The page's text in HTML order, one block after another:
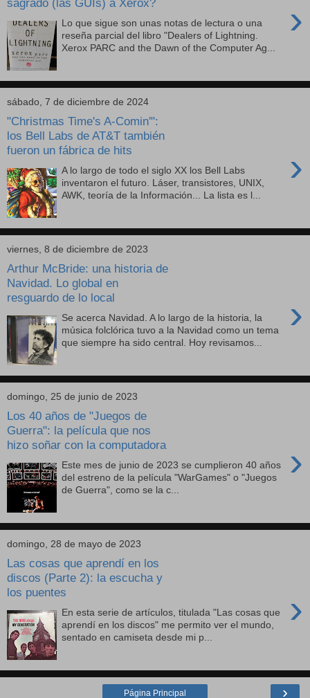
sagrado (las GUIs) a Xerox?
›
Lo que sigue son unas notas de lectura o una
reseña parcial del libro "Dealers of Lightning.
Xerox PARC and the Dawn of the Computer Ag...
sábado, 7 de diciembre de 2024
"Christmas Time's A-Comin'":
los Bell Labs de AT&T también
fueron un fábrica de hits
›
A lo largo de todo el siglo XX los Bell Labs
inventaron el futuro. Láser, transistores, UNIX,
AWK, teoría de la Información... La lista es l...
viernes, 8 de diciembre de 2023
Arthur McBride: una historia de
Navidad. Lo global en
resguardo de lo local
›
Se acerca Navidad. A lo largo de la historia, la
música folclórica tuvo a la Navidad como un tema
que siempre ha sido central. Hoy revisamos...
domingo, 25 de junio de 2023
Los 40 años de "Juegos de
Guerra": la película que nos
hizo soñar con la computadora
›
Este mes de junio de 2023 se cumplieron 40 años
del estreno de la película "WarGames" o "Juegos
de Guerra", como se la c...
domingo, 28 de mayo de 2023
Las cosas que aprendí en los
discos (Parte 2): la escucha y
los puentes
›
En esta serie de artículos, titulada "Las cosas que
aprendí en los discos" me permito ver el mundo,
sentado en camiseta desde mi p...
›
Página Principal